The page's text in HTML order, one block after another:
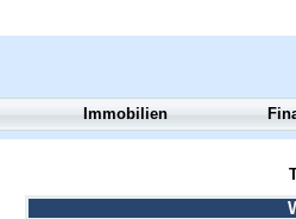
Immobilien